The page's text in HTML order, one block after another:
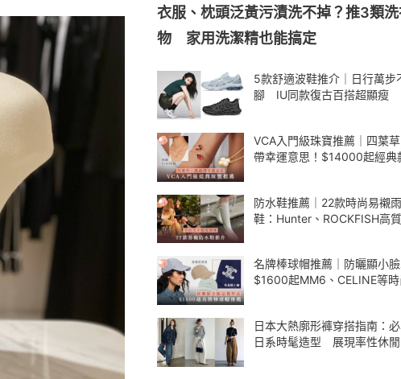
衣服、枕頭泛黃污漬洗不掉？推3類
物 家用洗潔精也能搞定
5款舒適波鞋推介｜日行萬步
腳 IU同款復古百搭超顯瘦
VCA入門級珠寶推薦｜四葉
帶幸運意思！$14000起經典
防水鞋推薦｜22款時尚易襯
鞋：Hunter、ROCKFISH高
名牌棒球帽推薦｜防曬顯小臉
$1600起MM6、CELINE等
日本大熱廓形褲穿搭指南：
日系時髦造型 展現率性休閒